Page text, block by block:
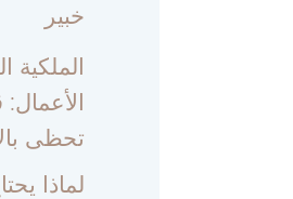
خبير
الملكية
تحظى
لماذا